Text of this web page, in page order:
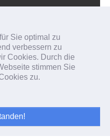
Sie optimal zu
verbessern zu
Cookies. Durch die
stimmen Sie
zu.
YouTube
IAIS